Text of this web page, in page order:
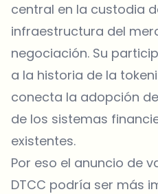
central en la custodia
infraestructura del
negociación. Su
a la historia de la
conecta la adopción
de los sistemas
existentes.
Por eso el anuncio de
DTCC podría ser más